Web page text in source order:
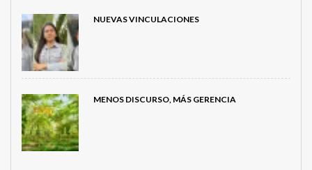
NUEVAS VINCULACIONES
MENOS DISCURSO, MÁS GERENCIA